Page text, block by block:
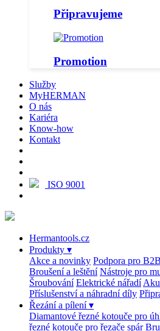
Připravujeme
Promotion
Služby
MyHERMAN
O nás
Kariéra
Know-how
Kontakt
ISO 9001
Hermantools.cz
Produkty ▾
Akce a novinky Podpora pro
Broušení a leštění Nástroje pro
Šroubování Elektrické nářadí
Příslušenství a náhradní díly
Řezání a pílení▾
Diamantové řezné kotouče pro
řezné kotouče pro řezače spár